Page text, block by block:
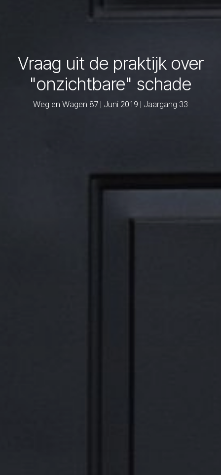
Vraag uit de praktijk over
"onzichtbare" schade
Weg en Wagen 87 | Juni 2019 | Jaargang 33